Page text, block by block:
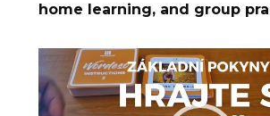
home learning, and group
Video
přehrávač